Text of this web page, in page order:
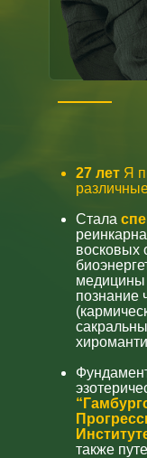
27 лет Я
Стала
восковых
медицины
познание
также